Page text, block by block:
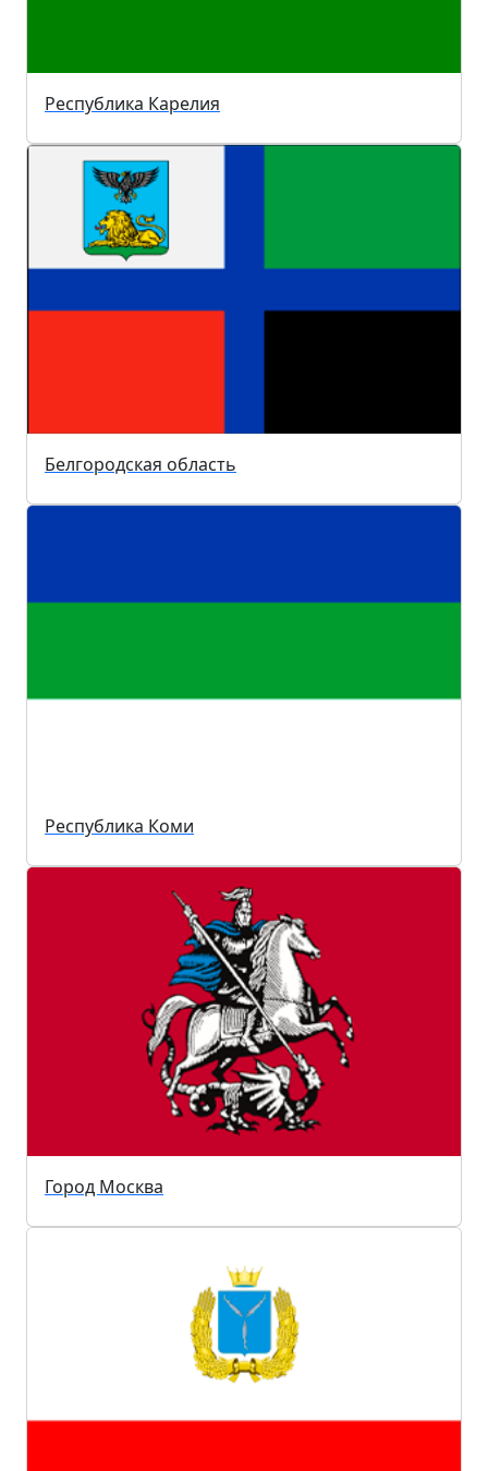
Республика Карелия
Белгородская область
Республика Коми
Город Москва